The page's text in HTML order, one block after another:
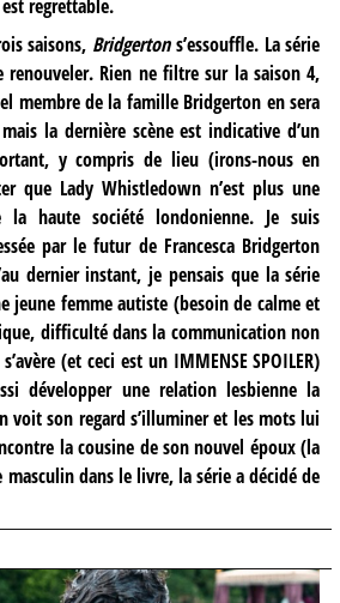
regrettable.
saisons, Bridgertons’essouffle. La série
renouveler. Rien ne filtre sur la saison 4,
membre de la famille Bridgerton en sera
la dernière scène est indicative d’un
y compris de lieu (irons-nous en
que Lady Whistledown n’est plus une
haute société londonienne. Je suis
par le futur de Francesca Bridgerton
dernier instant, je pensais que la série
jeune femme autiste (besoin de calme et
difficulté dans la communication non
(et ceci est un IMMENSE SPOILER)
développer une relation lesbienne la
voit son regard s’illuminer et les mots lui
la cousine de son nouvel époux (la
masculin dans le livre, la série a décidé de